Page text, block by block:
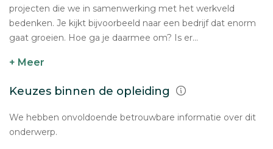
projecten die we in samenwerking met het werkveld
bedenken. Je kijkt bijvoorbeeld naar een bedrijf dat enorm
gaat groeien. Hoe ga je daarmee om? Is er...
+ Meer
Keuzes binnen de opleiding
We hebben onvoldoende betrouwbare informatie over dit
onderwerp.